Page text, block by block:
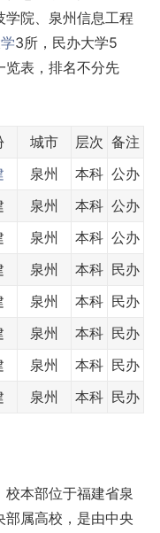
院、泉州信息工程
3所，民办大学5
览表，排名不分先
城市 层次 备注
泉州 本科 公办
泉州 本科 公办
泉州 本科 公办
泉州 本科 民办
泉州 本科 民办
泉州 本科 民办
泉州 本科 民办
泉州 本科 民办
本部位于福建省泉
属高校，是由中央